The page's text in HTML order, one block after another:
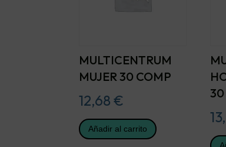
MULTICENTRUM
MUJER 30 COMP
12,68€
Añadir al carrito